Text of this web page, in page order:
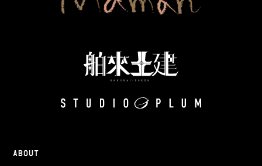
ABOUT